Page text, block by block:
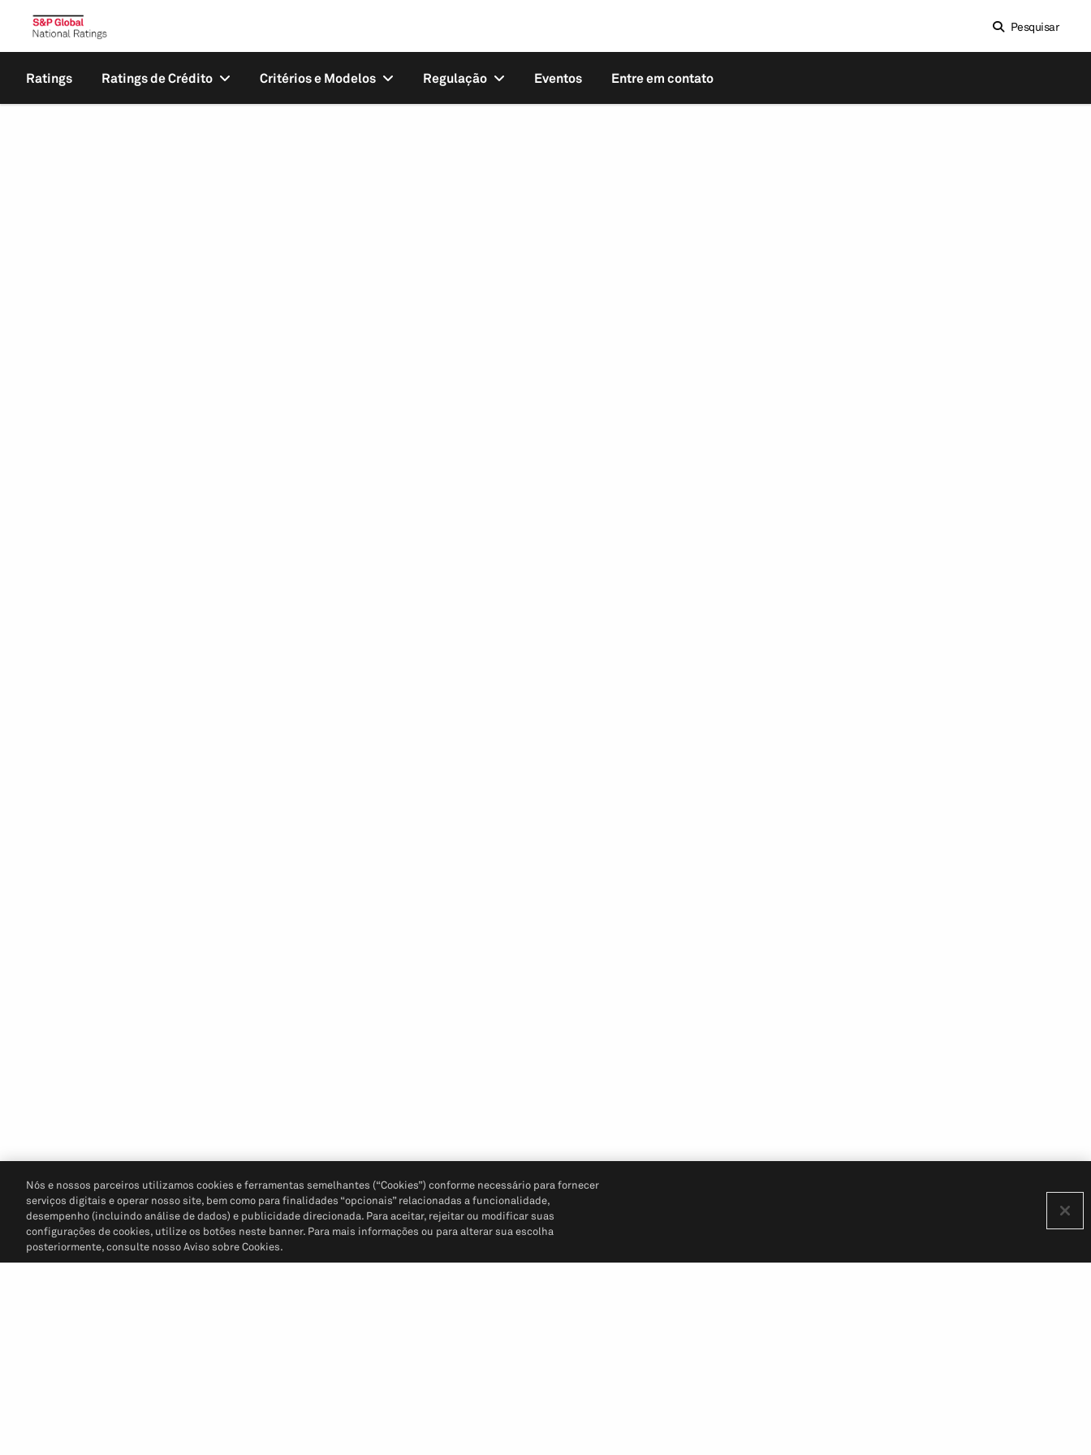
Pesquisar
Ratings Ratings de Crédito Critérios e Modelos Regulação Eventos Entre em contato
Nós e nossos parceiros utilizamos cookies e ferramentas semelhantes (“Cookies”) conforme necessário para fornecer
serviços digitais e operar nosso site, bem como para finalidades “opcionais” relacionadas a funcionalidade,
desempenho (incluindo análise de dados) e publicidade direcionada. Para aceitar, rejeitar ou modificar suas
configurações de cookies, utilize os botões neste banner. Para mais informações ou para alterar sua escolha
posteriormente, consulte nosso Aviso sobre Cookies.